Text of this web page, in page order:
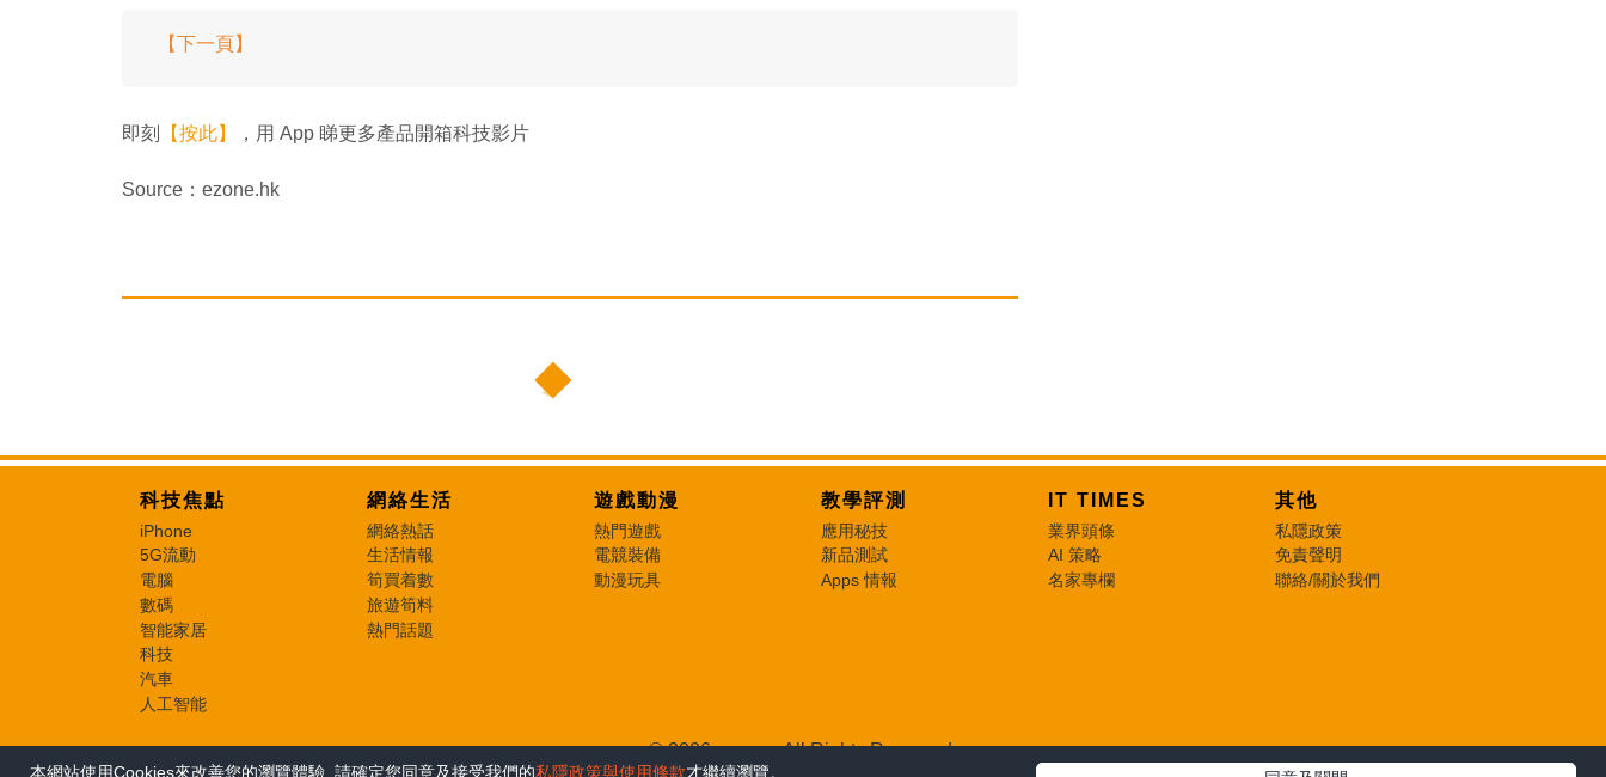
本網站使用Cookies來改善您的瀏覽體驗, 請確定您同意及接受我們的私隱政策與使用條款才繼續瀏覽。
【下一頁】
即刻 【按此】 ，用 App 睇更多產品開箱科技影片
Source：ezone.hk
科技焦點
iPhone
5G流動
電腦
數碼
智能家居
科技
汽車
人工智能
網絡生活
網絡熱話
生活情報
筍買着數
旅遊筍料
熱門話題
遊戲動漫
熱門遊戲
電競裝備
動漫玩具
教學評測
應用秘技
新品測試
Apps 情報
IT TIMES
業界頭條
AI 策略
名家專欄
其他
私隱政策
免責聲明
聯絡/關於我們
© 2026 e-zone. All Rights Reserved.